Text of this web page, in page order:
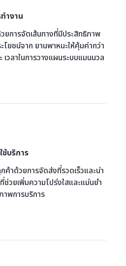
ำงาน
ยการจัดเส้นทางที่มีประสิทธิภาพ
โยชน์จาก ยานพาหนะให้คุ้มค่ากว่า
วลาในการวางแผนระบบแมนนวล
บริการ
ค้าด้วยการจัดส่งที่รวดเร็วและน่า
วยเพิ่มความโปร่งใสและแม่นยำ
าพการบริการ